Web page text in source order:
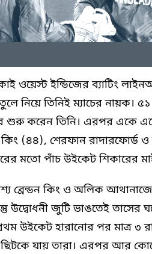
ওয়েস্ট ইন্ডিজের ব্যাটিং
নিয়ে তিনিই ম্যাচের নায়ক।
শুরু করেন তিনি। এরপর একে
কিং (৪৪), শেরফান রাদারফোর্ড
মতো পাঁচ উইকেট শিকারের
ব্রেন্ডন কিং ও অলিক
উদ্বোধনী জুটি ভাঙতেই তাসের
উইকেট হারানোর পর মাত্র
ছিটকে যায় তারা। এরপর আর